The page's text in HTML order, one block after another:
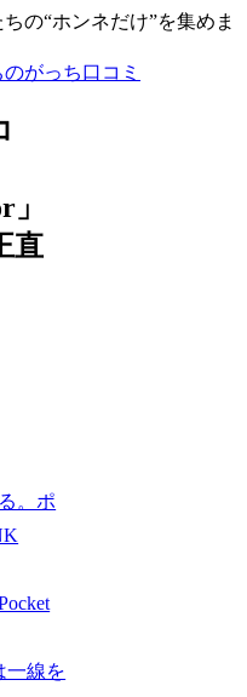
の“ホンネだけ”を集めま
がっち口コミ
直
。ポ
一線を